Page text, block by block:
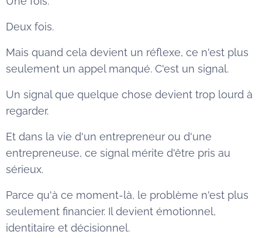
Deux fois.
Mais quand cela devient un réflexe, ce n'est plus
seulement un appel manqué. C'est un signal.
Un signal que quelque chose devient trop lourd à
regarder.
Et dans la vie d'un entrepreneur ou d'une
entrepreneuse, ce signal mérite d'être pris au
sérieux.
Parce qu'à ce moment-là, le problème n'est plus
seulement financier. Il devient émotionnel,
identitaire et décisionnel.